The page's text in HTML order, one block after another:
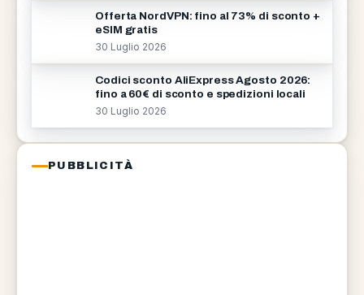
Offerta NordVPN: fino al 73% di sconto +
eSIM gratis
30 Luglio 2026
Codici sconto AliExpress Agosto 2026:
fino a 60€ di sconto e spedizioni locali
30 Luglio 2026
PUBBLICITÀ